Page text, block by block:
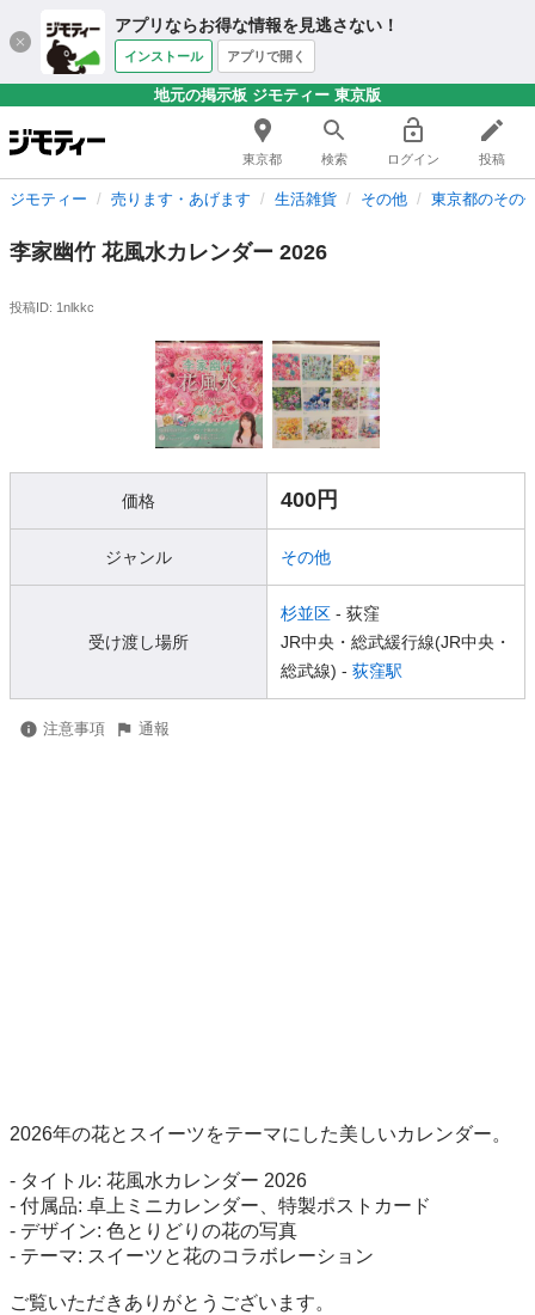
アプリならお得な情報を見逃さない！
インストール アプリで開く
地元の掲示板 ジモティー 東京版
東京都 検索 ログイン 投稿
ジモティー 売ります・あげます 生活雑貨 その他 東京都のその
李家幽竹 花風水カレンダー 2026
投稿ID: 1nlkkc
価格 400円
ジャンル その他
受け渡し場所
杉並区 - 荻窪
JR中央・総武緩行線(JR中央・
総武線) - 荻窪駅
注意事項 通報
2026年の花とスイーツをテーマにした美しいカレンダー。
- タイトル: 花風水カレンダー 2026
- 付属品: 卓上ミニカレンダー、特製ポストカード
- デザイン: 色とりどりの花の写真
- テーマ: スイーツと花のコラボレーション
ご覧いただきありがとうございます。